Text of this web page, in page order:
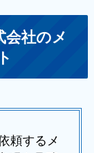
社のメ
頼するメ